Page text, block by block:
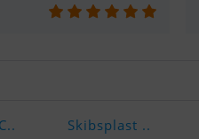
Skibsplast ..